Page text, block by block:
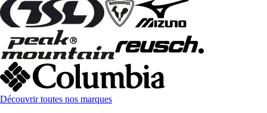
Découvrir toutes nos marques